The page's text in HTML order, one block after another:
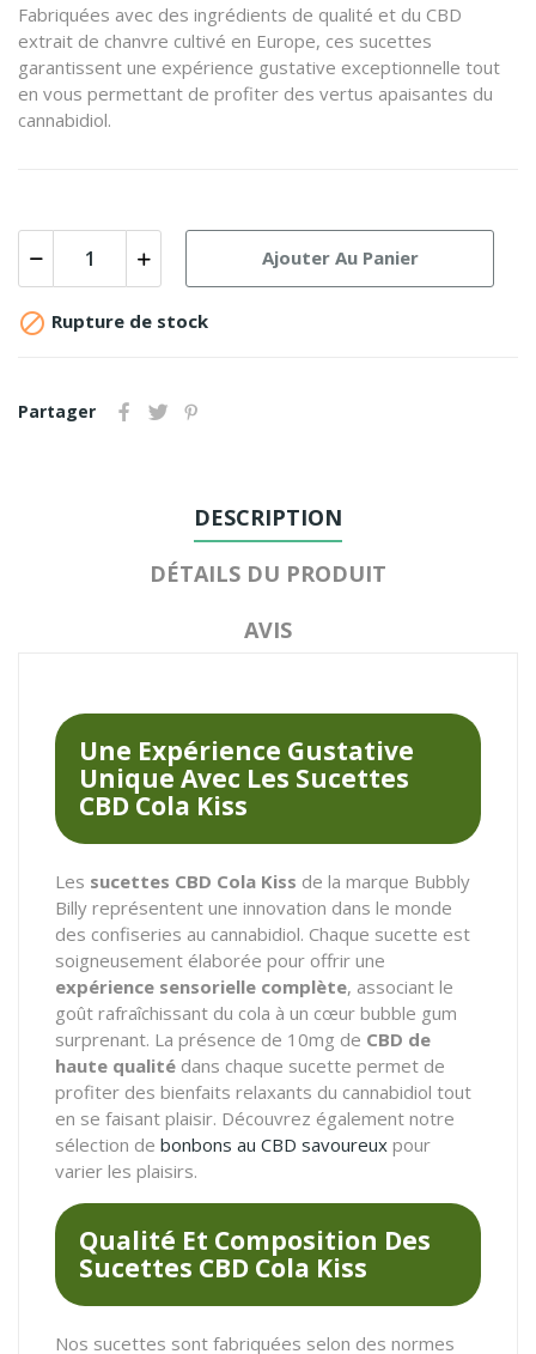
Fabriquées avec des ingrédients de qualité et du CBD
extrait de chanvre cultivé en Europe, ces sucettes
garantissent une expérience gustative exceptionnelle tout
en vous permettant de profiter des vertus apaisantes du
cannabidiol.
Ajouter Au Panier
 Rupture de stock
Partager
DESCRIPTION
DÉTAILS DU PRODUIT
AVIS
Une Expérience Gustative
Unique Avec Les Sucettes
CBD Cola Kiss
Les sucettes CBD Cola Kiss de la marque Bubbly
Billy représentent une innovation dans le monde
des confiseries au cannabidiol. Chaque sucette est
soigneusement élaborée pour offrir une
expérience sensorielle complète, associant le
goût rafraîchissant du cola à un cœur bubble gum
surprenant. La présence de 10mg de CBD de
haute qualité dans chaque sucette permet de
profiter des bienfaits relaxants du cannabidiol tout
en se faisant plaisir. Découvrez également notre
sélection de bonbons au CBD savoureux pour
varier les plaisirs.
Qualité Et Composition Des
Sucettes CBD Cola Kiss
Nos sucettes sont fabriquées selon des normes